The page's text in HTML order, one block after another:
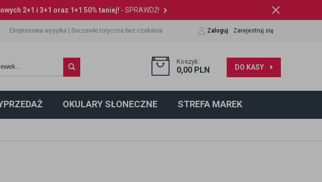
2+1 i 3+1 oraz 1+1 50% taniej! - SPRAWDŹ!
Ekspresowa wysyłka |Soczewki toryczne bez czekania Zaloguj Zarejestruj się
Koszyk:
0,00 PLN DO KASY
OKULARY SŁONECZNE STREFA MAREK